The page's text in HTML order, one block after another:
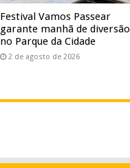
Festival Vamos Passear
garante manhã de diversão
no Parque da Cidade
2 de agosto de 2026